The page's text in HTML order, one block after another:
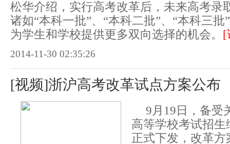
松华介绍，实行高考改革后，未来高考录
诸如“本科一批”、“本科二批”、“本科三
为学生和学校提供更多双向选择的机会。 [
2014-11-30 02:35:26
[视频]浙沪高考改革试点方案公布
9月19日，备受
高等学校考试招
正式下发，改革方